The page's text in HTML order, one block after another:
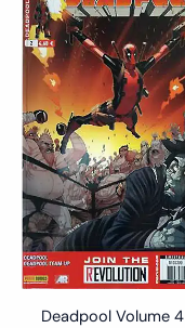
Deadpool Volume 4